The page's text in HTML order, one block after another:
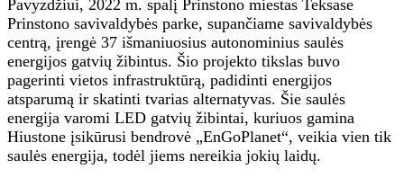
Pavyzdžiui, 2022 m. spalį Prinstono miestas Teksase
Prinstono savivaldybės parke, supančiame savivaldybės
centrą, įrengė 37 išmaniuosius autonominius saulės
energijos gatvių žibintus. Šio projekto tikslas buvo
pagerinti vietos infrastruktūrą, padidinti energijos
atsparumą ir skatinti tvarias alternatyvas. Šie saulės
energija varomi LED gatvių žibintai, kuriuos gamina
Hiustone įsikūrusi bendrovė „EnGoPlanet“, veikia vien tik
saulės energija, todėl jiems nereikia jokių laidų.